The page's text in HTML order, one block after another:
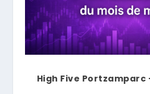
High Five Portzamparc